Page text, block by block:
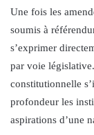
Une fois les
soumis à
s’exprimer
par voie
constitutionnelle
profondeur les
aspirations d’une